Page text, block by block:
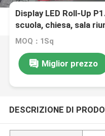
Display LED Roll-Up
scuola, chiesa, sala
MOQ：1Sq
Miglior prezzo
DESCRIZIONE DI